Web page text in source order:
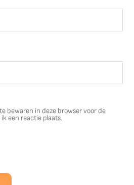
bewaren in deze browser voor de
een reactie plaats.